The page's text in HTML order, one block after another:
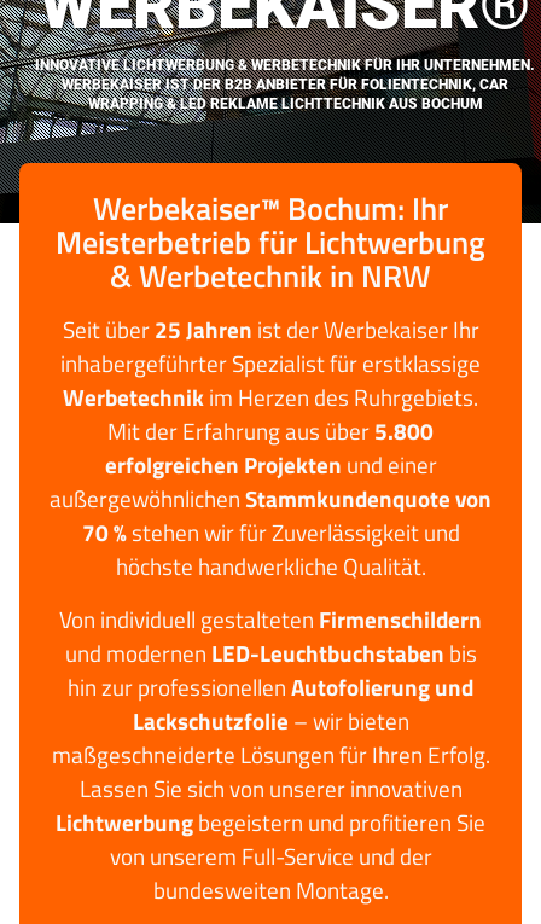
INNOVATIVE LICHTWERBUNG & WERBETECHNIK FÜR IHR UNTERNEHMEN.
WERBEKAISER IST DER B2B ANBIETER FÜR FOLIENTECHNIK, CAR
WRAPPING & LED REKLAME LICHTTECHNIK AUS BOCHUM
Werbekaiser™ Bochum: Ihr
Meisterbetrieb für Lichtwerbung
& Werbetechnik in NRW
Seit über25 Jahren ist der Werbekaiser Ihr
inhabergeführter Spezialist für erstklassige
Werbetechnikim Herzen des Ruhrgebiets.
Mit der Erfahrung aus über5.800
erfolgreichen Projekten und einer
außergewöhnlichenStammkundenquote von
70 %stehen wir für Zuverlässigkeit und
höchste handwerkliche Qualität.
Von individuell gestalteten Firmenschildern
und modernen LED-Leuchtbuchstaben bis
hin zur professionellenAutofolierung und
Lackschutzfolie – wir bieten
maßgeschneiderte Lösungen für Ihren Erfolg.
Lassen Sie sich von unserer innovativen
Lichtwerbungbegeistern und profitieren Sie
von unserem Full-Service und der
bundesweiten Montage.